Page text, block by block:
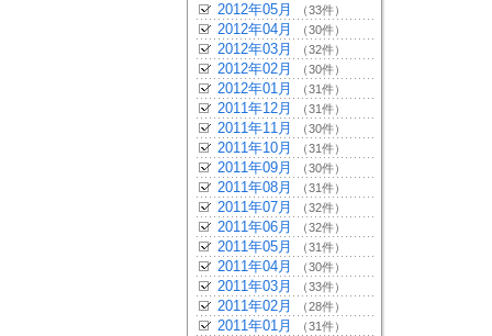
2012年05月 （33件）
2012年04月 （30件）
2012年03月 （32件）
2012年02月 （30件）
2012年01月 （31件）
2011年12月 （31件）
2011年11月 （30件）
2011年10月 （31件）
2011年09月 （30件）
2011年08月 （31件）
2011年07月 （32件）
2011年06月 （32件）
2011年05月 （31件）
2011年04月 （30件）
2011年03月 （33件）
2011年02月 （28件）
2011年01月 （31件）